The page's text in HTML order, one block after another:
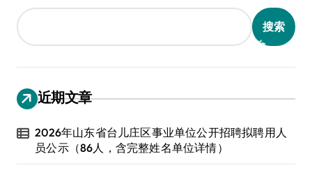
搜索
近期文章
2026年山东省台儿庄区事业单位公开招聘拟聘用人
员公示（86人，含完整姓名单位详情）